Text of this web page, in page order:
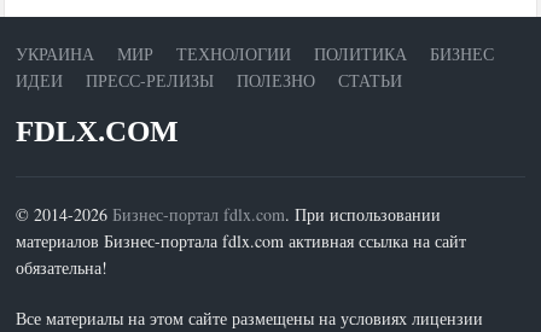
УКРАИНА МИР ТЕХНОЛОГИИ ПОЛИТИКА
БИЗНЕС
ИДЕИ
ПРЕСС-РЕЛИЗЫ ПОЛЕЗНО СТАТЬИ
FDLX.COM
© 2014-2026 Бизнес-портал fdlx.com. При использовании
материалов Бизнес-портала fdlx.com активная ссылка на сайт
обязательна!
Все материалы на этом сайте размещены на условиях лицензии